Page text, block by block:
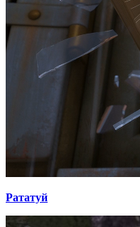
Рататуй